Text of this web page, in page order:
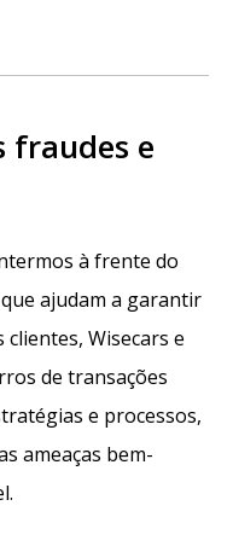
fraudes e
à frente do
ajudam a garantir
Wisecars e
de transações
e processos,
ameaças bem-